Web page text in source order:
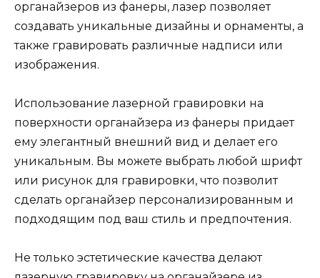
органайзеров из фанеры, лазер позволяет
создавать уникальные дизайны и орнаменты, а
также гравировать различные надписи или
изображения.
Использование лазерной гравировки на
поверхности органайзера из фанеры придает
ему элегантный внешний вид и делает его
уникальным. Вы можете выбрать любой шрифт
или рисунок для гравировки, что позволит
сделать органайзер персонализированным и
подходящим под ваш стиль и предпочтения.
Не только эстетические качества делают